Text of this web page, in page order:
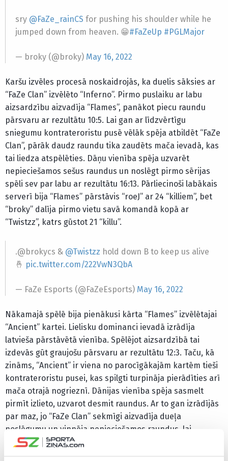
sry @FaZe_rainCS for pushing his shoulder while he
jumped down from heaven. 😁#FaZeUp #PGLMajor
— broky (@broky) May 16, 2022
Karšu izvēles procesā noskaidrojās, ka duelis sāksies ar
“FaZe Clan” izvēlēto “Inferno”. Pirmo puslaiku ar labu
aizsardzību aizvadīja “Flames”, panākot piecu raundu
pārsvaru ar rezultātu 10:5. Lai gan ar līdzvērtīgu
sniegumu kontrateroristu pusē vēlāk spēja atbildēt “FaZe
Clan”, pārāk daudz raundu tika zaudēts mača ievadā, kas
tai liedza atspēlēties. Dāņu vienība spēja uzvarēt
nepieciešamos sešus raundus un noslēgt pirmo sērijas
spēli sev par labu ar rezultātu 16:13. Pārliecinoši labākais
serverī bija “Flames” pārstāvis “roeJ” ar 24 “killiem”, bet
“broky” dalīja pirmo vietu savā komandā kopā ar
“Twistzz”, katrs gūstot 21 “killu”.
.@brokycs & @Twistzz hold down B to keep us alive
🤞 pic.twitter.com/222VwN3QbA
— FaZe Esports (@FaZeEsports) May 16, 2022
Nākamajā spēlē bija pienākusi kārta “Flames” izvēlētajai
“Ancient” kartei. Lielisku dominanci ievadā izrādīja
latvieša pārstāvētā vienība. Spēlējot aizsardzībā tai
izdevās gūt graujošu pārsvaru ar rezultātu 12:3. Taču, kā
zināms, “Ancient” ir viena no parocīgākajām kartēm tieši
kontrateroristu pusei, kas spilgti turpināja pierādīties arī
mača otrajā nogrieznī. Dānijas vienība spēja sasmelt
pirmīt izlieto, uzvarot desmit raundus. Ar to gan izrādījās
par maz, jo “FaZe Clan” sekmīgi aizvadīja dueļa
noslēgumu un vinnēja nepieciešamos raundus, lai
panāktu rezultātu 16:13. Visvairāk “killu” paguva sakrāt
“broky” komandas biedrs “rain” – 30. Latvietis atpalika